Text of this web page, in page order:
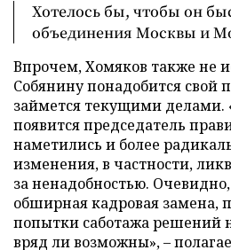
Хотелось бы, чтобы он
объединения Москвы и
Впрочем, Хомяков также не
Собянину понадобится свой
займется текущими делами.
появится председатель
наметились и более
изменения, в частности,
за ненадобностью.
обширная кадровая замена,
попытки саботажа решений
вряд ли возможны»,–